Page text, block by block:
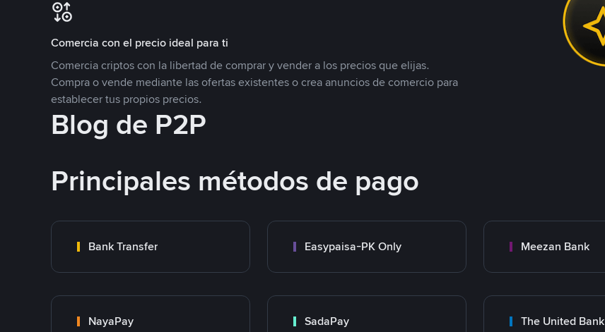
Comercia con el precio ideal para ti
Comercia criptos con la libertad de comprar y vender a los precios que elijas.
Compra o vende mediante las ofertas existentes o crea anuncios de comercio para
establecer tus propios precios.
Blog de P2P
Principales métodos de pago
Bank Transfer Easypaisa-PK Only Meezan Bank
NayaPay SadaPay The United Bank